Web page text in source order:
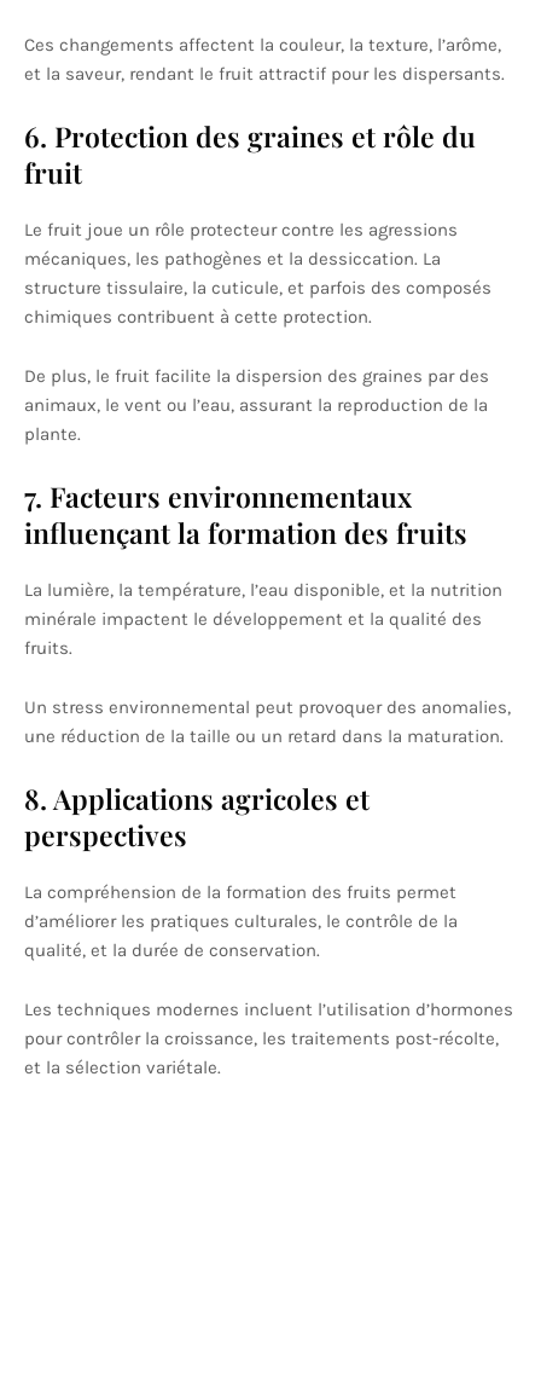
Ces changements affectent la couleur, la texture, l’arôme,
et la saveur, rendant le fruit attractif pour les dispersants.
6. Protection des graines et rôle du
fruit
Le fruit joue un rôle protecteur contre les agressions
mécaniques, les pathogènes et la dessiccation. La
structure tissulaire, la cuticule, et parfois des composés
chimiques contribuent à cette protection.
De plus, le fruit facilite la dispersion des graines par des
animaux, le vent ou l’eau, assurant la reproduction de la
plante.
7. Facteurs environnementaux
influençant la formation des fruits
La lumière, la température, l’eau disponible, et la nutrition
minérale impactent le développement et la qualité des
fruits.
Un stress environnemental peut provoquer des anomalies,
une réduction de la taille ou un retard dans la maturation.
8. Applications agricoles et
perspectives
La compréhension de la formation des fruits permet
d’améliorer les pratiques culturales, le contrôle de la
qualité, et la durée de conservation.
Les techniques modernes incluent l’utilisation d’hormones
pour contrôler la croissance, les traitements post-récolte,
et la sélection variétale.